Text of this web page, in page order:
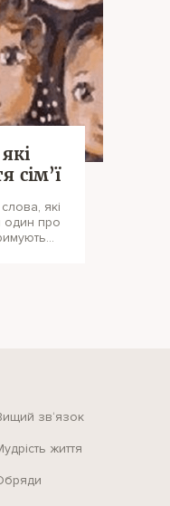
сім’ї
які
один про
зв‘язок
життя